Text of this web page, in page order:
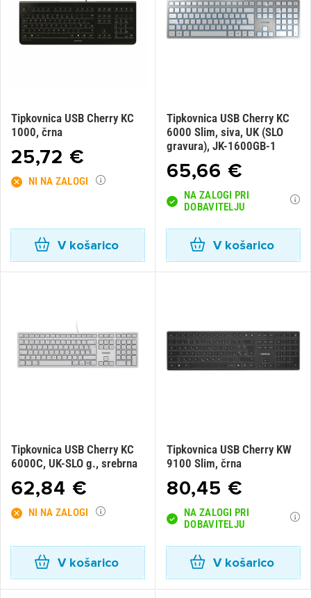
Tipkovnica USB Cherry KC
1000, črna
25,72 €
NI NA ZALOGI
V košarico
Tipkovnica USB Cherry KC
6000 Slim, siva, UK (SLO
gravura), JK-1600GB-1
65,66 €
NA ZALOGI PRI
DOBAVITELJU
V košarico
Tipkovnica USB Cherry KC
6000C, UK-SLO g., srebrna
62,84 €
NI NA ZALOGI
V košarico
Tipkovnica USB Cherry KW
9100 Slim, črna
80,45 €
NA ZALOGI PRI
DOBAVITELJU
V košarico